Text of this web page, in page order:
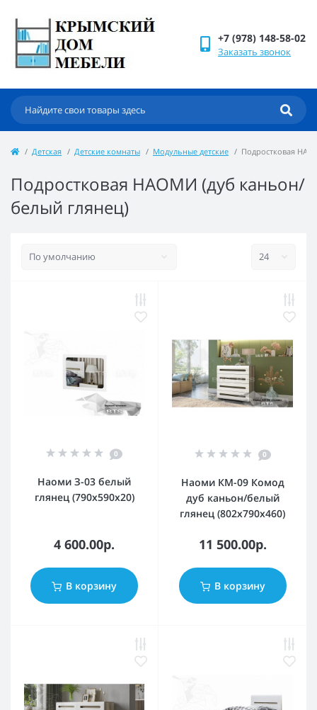
+7 (978) 148-58-02
Заказать звонок
Детская Детские комнаты Модульные детские Подростковая
Подростковая НАОМИ (дуб каньон/
белый глянец)
0
Наоми З-03 белый
глянец (790x590x20)
4 600.00р.
В корзину
0
Наоми КМ-09 Комод
дуб каньон/белый
глянец (802x790x460)
11 500.00р.
В корзину